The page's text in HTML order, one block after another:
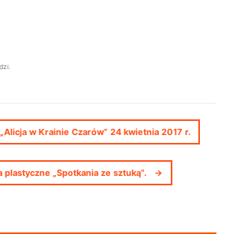
postów
w Krainie Czarów” 24 kwietnia 2017 r.
plastyczne „Spotkania ze sztuką”. →